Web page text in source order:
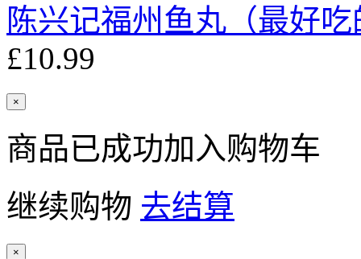
陈兴记福州鱼丸（最好
£10.99
×
商品已成功加入购物车
继续购物 去结算
×